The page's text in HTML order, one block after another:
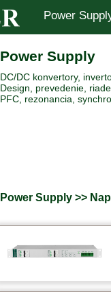
Power
Power Supply
DC/DC konvertory,
Design, prevedenie,
PFC, rezonancia,
Power Supply >>